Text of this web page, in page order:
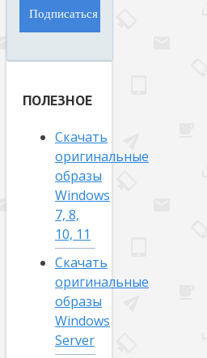
ПОЛЕЗНОЕ
Скачать
оригинальные
образы
Windows
7, 8,
10, 11
Скачать
оригинальные
образы
Windows
Server